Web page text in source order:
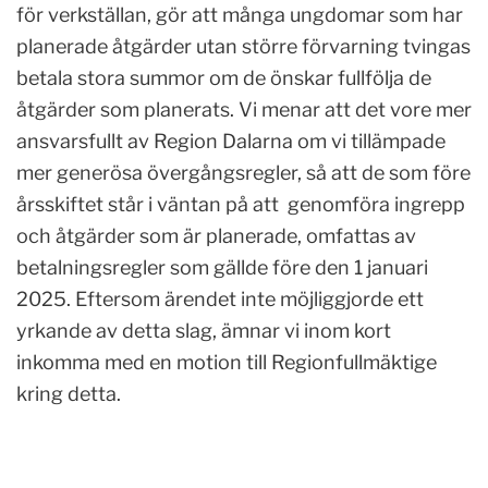
för verkställan, gör att många ungdomar som har
planerade åtgärder utan större förvarning tvingas
betala stora summor om de önskar fullfölja de
åtgärder som planerats. Vi menar att det vore mer
ansvarsfullt av Region Dalarna om vi tillämpade
mer generösa övergångsregler, så att de som före
årsskiftet står i väntan på att genomföra ingrepp
och åtgärder som är planerade, omfattas av
betalningsregler som gällde före den 1 januari
2025. Eftersom ärendet inte möjliggjorde ett
yrkande av detta slag, ämnar vi inom kort
inkomma med en motion till Regionfullmäktige
kring detta.